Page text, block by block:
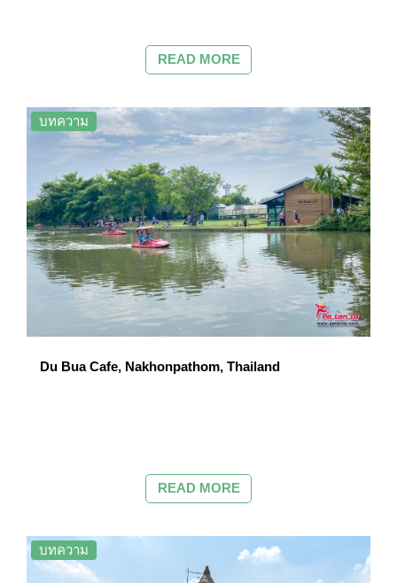
READ MORE
บทความ
Du Bua Cafe, Nakhonpathom, Thailand
READ MORE
บทความ